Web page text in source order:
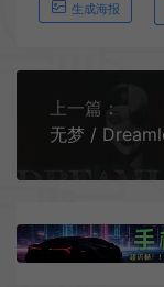
生成海报
上一篇：